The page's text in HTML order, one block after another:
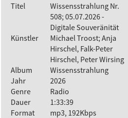
Titel
Wissensstrahlung Nr.
508; 05.07.2026 -
Digitale Souveränität
Künstler
Michael Troost; Anja
Hirschel, Falk-Peter
Hirschel, Peter Wirsing
Album
Wissensstrahlung
Jahr
2026
Genre
Radio
Dauer
1:33:39
Format
mp3, 192Kbps